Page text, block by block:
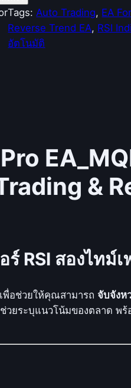
Tags:Auto Trading, EA
Reverse Trend EA, RSI
อัตโนมัติ
&
RSI สองไทม์เ
พื่อช่วยให้คุณสามารถ จับจังห
ช่วยระบุแนวโน้มของตลาด พ